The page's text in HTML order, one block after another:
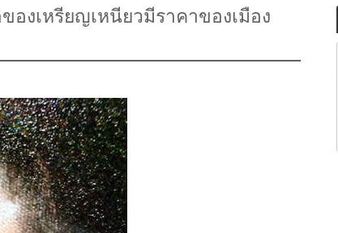
งเหรียญเหนียวมีราคาของเมือง